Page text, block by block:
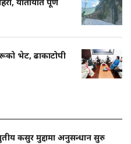
भेट, ढाकाटोपी
कसुर मुद्दामा अनुसन्धान सुरु